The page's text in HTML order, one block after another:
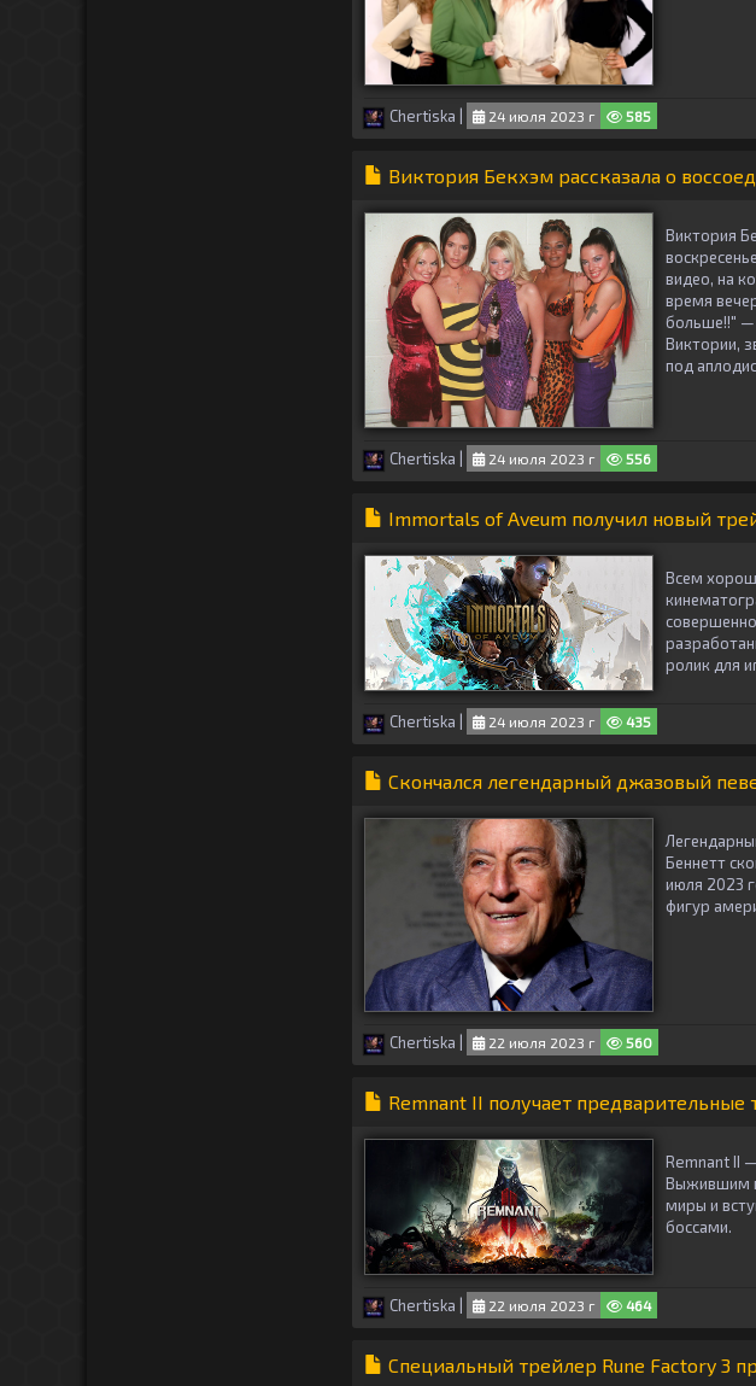
Chertiska 24 июля 2023 г 585
Виктория Бекхэм рассказала о
Виктория
видео, на
время
больше!!" —
Виктории,
под
Chertiska 24 июля 2023 г 556
Immortals of Aveum получил новый
Всем
ролик для
Chertiska 24 июля 2023 г 435
Скончался легендарный джазовый
Беннетт
июля 2023
фигур
Chertiska 22 июля 2023 г 560
Remnant II получает предварительные
Remnant II
Выжившим
миры и
боссами.
Chertiska 22 июля 2023 г 464
Специальный трейлер Rune Factory 3